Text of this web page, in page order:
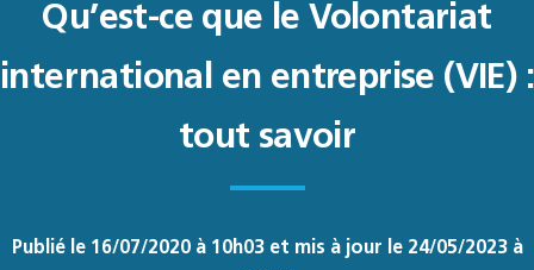
Qu’est-ce que le Volontariat
international en entreprise (VIE) :
tout savoir
Publié le 16/07/2020 à 10h03 et mis à jour le 24/05/2023 à